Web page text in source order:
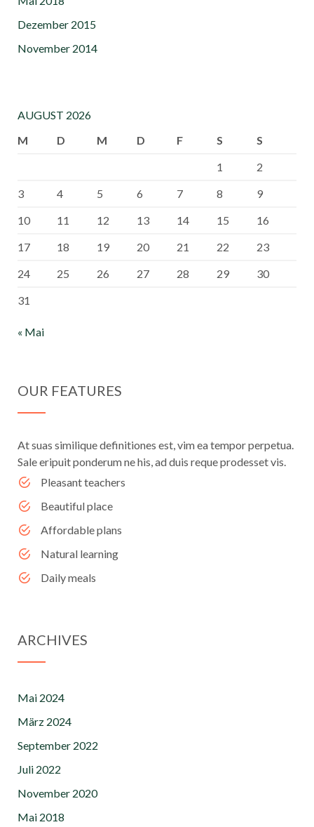
Dezember 2015
November 2014
AUGUST 2026
M
D M D F S
S
1
2
3
4 5 6 7 8
9
10
11 12 13 14 15
16
17
18 19 20 21 22
23
24
25 26 27 28 29
30
31
« Mai
OUR FEATURES
At suas similique definitiones est, vim ea tempor perpetua.
Sale eripuit ponderum ne his, ad duis reque prodesset vis.
Pleasant teachers
Beautiful place
Affordable plans
Natural learning
Daily meals
ARCHIVES
Mai 2024
März 2024
September 2022
Juli 2022
November 2020
Mai 2018